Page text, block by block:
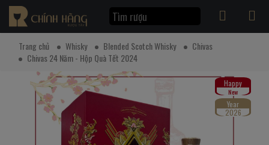
Trang chủ Whisky Blended Scotch Whisky
Chivas
Chivas 24 Năm - Hộp Quà Tết 2024
Happy
New
Year
2026